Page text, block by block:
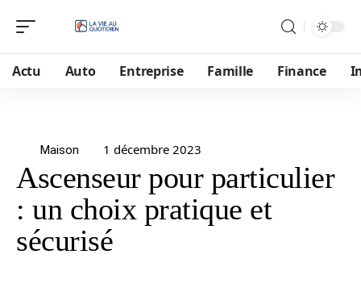
Actu Auto Entreprise Famille Finance
Maison 1 décembre 2023
Ascenseur pour particulier
: un choix pratique et
sécurisé